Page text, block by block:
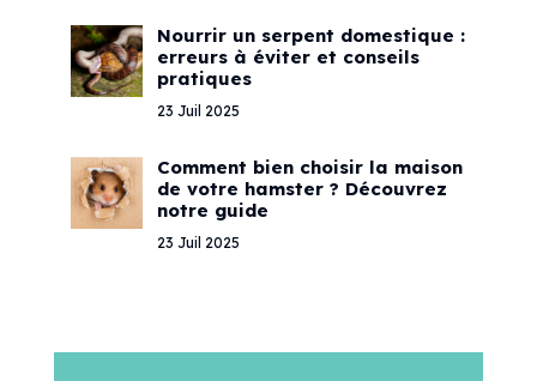
Nourrir un serpent domestique :
erreurs à éviter et conseils
pratiques
23 Juil 2025
Comment bien choisir la maison
de votre hamster ? Découvrez
notre guide
23 Juil 2025